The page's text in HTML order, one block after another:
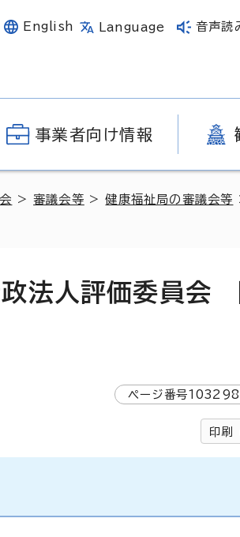
English Language 音声読
事業者向け情報
>審議会等 >健康福祉局の審議会等
法人評価委員会
ページ番号
印刷